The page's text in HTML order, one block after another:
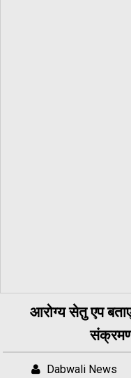
आरोग्य सेतु एप
Dabwali News